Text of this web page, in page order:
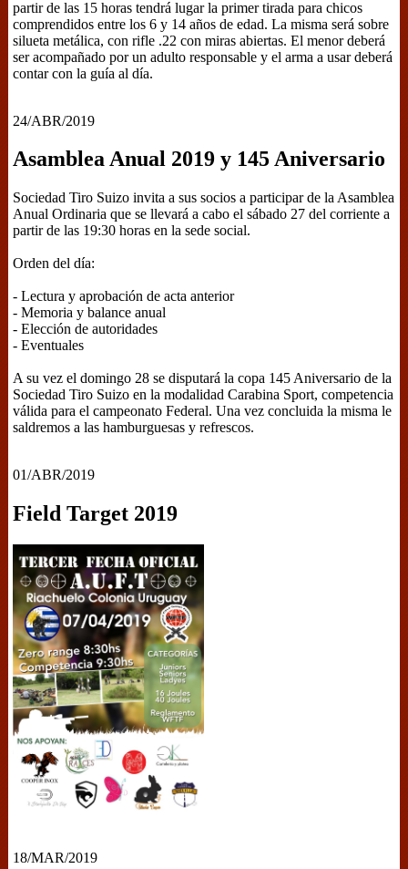
partir de las 15 horas tendrá lugar la primer tirada para chicos
comprendidos entre los 6 y 14 años de edad. La misma será sobre
silueta metálica, con rifle .22 con miras abiertas. El menor deberá
ser acompañado por un adulto responsable y el arma a usar deberá
contar con la guía al día.
24/ABR/2019
Asamblea Anual 2019 y 145 Aniversario
Sociedad Tiro Suizo invita a sus socios a participar de la Asamblea
Anual Ordinaria que se llevará a cabo el sábado 27 del corriente a
partir de las 19:30 horas en la sede social.
Orden del día:
- Lectura y aprobación de acta anterior
- Memoria y balance anual
- Elección de autoridades
- Eventuales
A su vez el domingo 28 se disputará la copa 145 Aniversario de la
Sociedad Tiro Suizo en la modalidad Carabina Sport, competencia
válida para el campeonato Federal. Una vez concluida la misma le
saldremos a las hamburguesas y refrescos.
01/ABR/2019
Field Target 2019
18/MAR/2019